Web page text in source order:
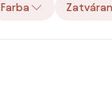
Farba